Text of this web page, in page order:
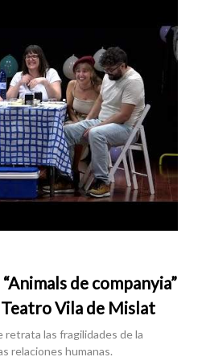
de companyia”
Vila de Mislat
retrata las fragilidades de la
relaciones humanas.